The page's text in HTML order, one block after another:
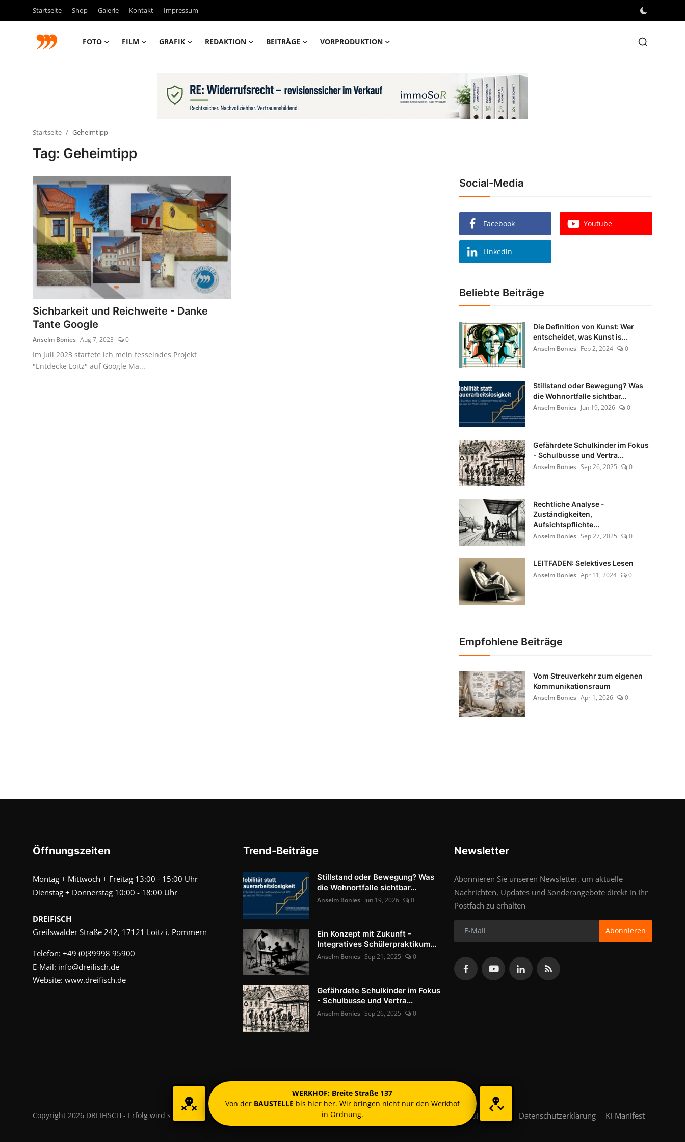
Startseite Shop Galerie Kontakt Impressum
FOTO FILM GRAFIK REDAKTION BEITRÄGE VORPRODUKTION
Beiträge
Vorproduktion
Startseite Geheimtipp
Tag: Geheimtipp
Sichbarkeit und Reichweite - Danke
Tante Google
Anselm Bonies Aug 7, 2023 0
Im Juli 2023 startete ich mein fesselndes Projekt
"Entdecke Loitz" auf Google Ma...
Social-Media
Facebook Youtube
Linkedin
Beliebte Beiträge
Die Definition von Kunst: Wer
entscheidet, was Kunst is...
Anselm Bonies Feb 2, 2024 0
Stillstand oder Bewegung? Was
die Wohnortfalle sichtbar...
Anselm Bonies Jun 19, 2026 0
Gefährdete Schulkinder im Fokus
- Schulbusse und Vertra...
Anselm Bonies Sep 26, 2025 0
Rechtliche Analyse -
Zuständigkeiten,
Aufsichtspflichte...
Anselm Bonies Sep 27, 2025 0
LEITFADEN: Selektives Lesen
Anselm Bonies Apr 11, 2024 0
Empfohlene Beiträge
Vom Streuverkehr zum eigenen
Kommunikationsraum
Anselm Bonies Apr 1, 2026 0
Öffnungszeiten
Montag + Mittwoch + Freitag 13:00 - 15:00 Uhr
Dienstag + Donnerstag 10:00 - 18:00 Uhr
DREIFISCH
Greifswalder Straße 242, 17121 Loitz i. Pommern
Telefon: +49 (0)39998 95900
E-Mail: info@dreifisch.de
Website: www.dreifisch.de
Trend-Beiträge
Stillstand oder Bewegung? Was
die Wohnortfalle sichtbar...
Anselm Bonies Jun 19, 2026 0
Ein Konzept mit Zukunft -
Integratives Schülerpraktikum...
Anselm Bonies Sep 21, 2025 0
Gefährdete Schulkinder im Fokus
- Schulbusse und Vertra...
Anselm Bonies Sep 26, 2025 0
Newsletter
Abonnieren Sie unseren Newsletter, um aktuelle
Nachrichten, Updates und Sonderangebote direkt in Ihr
Postfach zu erhalten
Abonnieren
Copyright 2026 DREIFISCH - Erfolg wird sichtbar. Nutzungsbedingungen Datenschutzerklärung KI-Manifest
WERKHOF: Breite Straße 137
Von der BAUSTELLE bis hier her. Wir bringen nicht nur den Werkhof
in Ordnung.